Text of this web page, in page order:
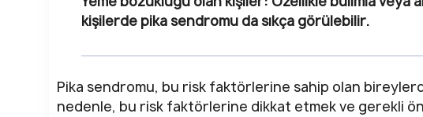
kişilerde pika sendromu da sıkça görülebilir.
Pika sendromu, bu risk faktörlerine sahip olan
nedenle, bu risk faktörlerine dikkat etmek ve gerekli